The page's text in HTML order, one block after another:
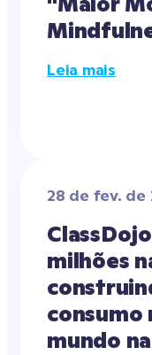
Leia mais
28 de fev. de
milhões
consumo
mundo